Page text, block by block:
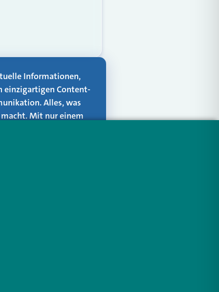
Informationen,
einzigartigen Content-
Alles, was
Mit nur einem